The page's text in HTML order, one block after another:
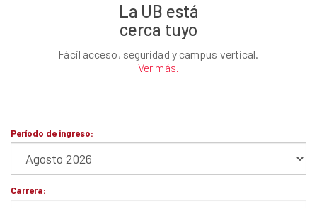
La UB está
cerca tuyo
Fácil acceso, seguridad y campus vertical.
Ver más.